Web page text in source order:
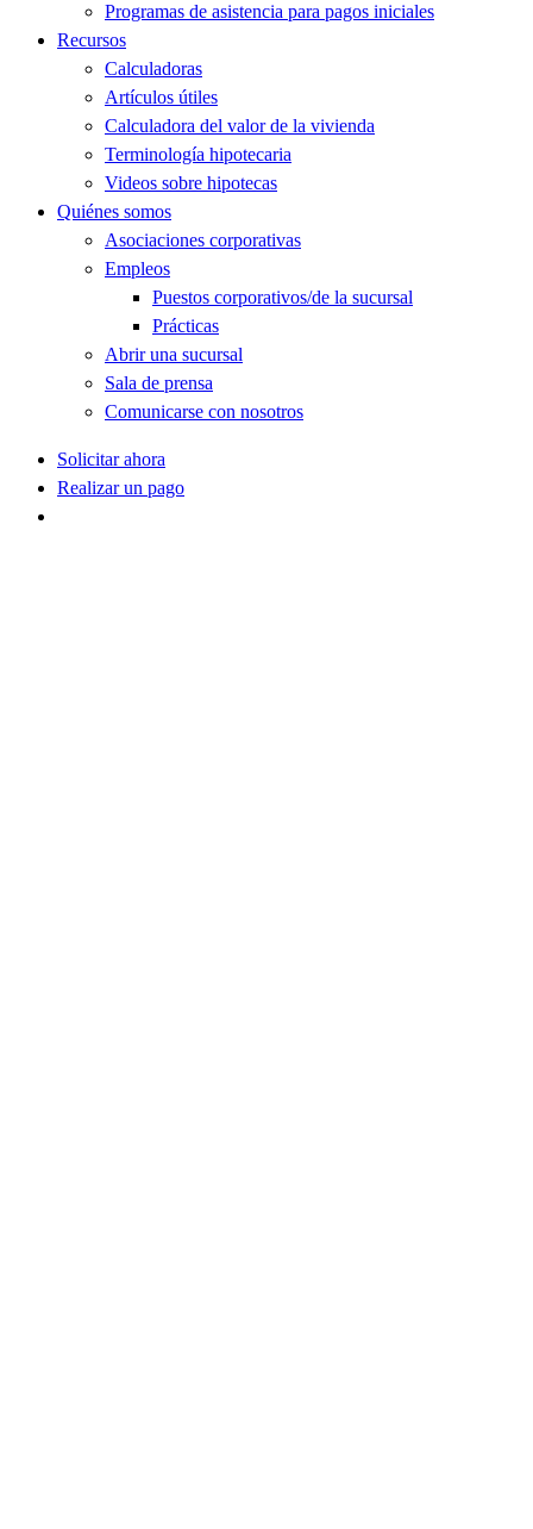
Programas de asistencia para pagos iniciales
Recursos
Calculadoras
Artículos útiles
Calculadora del valor de la vivienda
Terminología hipotecaria
Videos sobre hipotecas
Quiénes somos
Asociaciones corporativas
Empleos
Puestos corporativos/de la sucursal
Prácticas
Abrir una sucursal
Sala de prensa
Comunicarse con nosotros
Solicitar ahora
Realizar un pago